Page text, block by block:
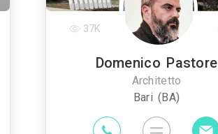
Domenico Pastore
Architetto
Bari (BA)
37K